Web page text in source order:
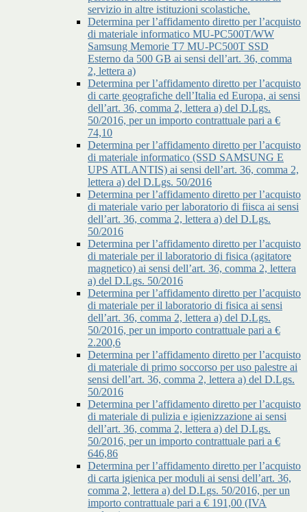
servizio in altre istituzioni scolastiche.
Determina per l’affidamento diretto per l’acquisto
di materiale informatico MU-PC500T/WW
Samsung Memorie T7 MU-PC500T SSD
Esterno da 500 GB ai sensi dell’art. 36, comma
2, lettera a)
Determina per l’affidamento diretto per l’acquisto
di carte geografiche dell’Italia ed Europa, ai sensi
dell’art. 36, comma 2, lettera a) del D.Lgs.
50/2016, per un importo contrattuale pari a €
74,10
Determina per l’affidamento diretto per l’acquisto
di materiale informatico (SSD SAMSUNG E
UPS ATLANTIS) ai sensi dell’art. 36, comma 2,
lettera a) del D.Lgs. 50/2016
Determina per l’affidamento diretto per l’acquisto
di materiale vario per laboratorio di fiisca ai sensi
dell’art. 36, comma 2, lettera a) del D.Lgs.
50/2016
Determina per l’affidamento diretto per l’acquisto
di materiale per il laboratorio di fisica (agitatore
magnetico) ai sensi dell’art. 36, comma 2, lettera
a) del D.Lgs. 50/2016
Determina per l’affidamento diretto per l’acquisto
di materiale per il laboratorio di fisica ai sensi
dell’art. 36, comma 2, lettera a) del D.Lgs.
50/2016, per un importo contrattuale pari a €
2.200,6
Determina per l’affidamento diretto per l’acquisto
di materiale di primo soccorso per uso palestre ai
sensi dell’art. 36, comma 2, lettera a) del D.Lgs.
50/2016
Determina per l’affidamento diretto per l’acquisto
di materiale di pulizia e igienizzazione ai sensi
dell’art. 36, comma 2, lettera a) del D.Lgs.
50/2016, per un importo contrattuale pari a €
646,86
Determina per l’affidamento diretto per l’acquisto
di carta igienica per moduli ai sensi dell’art. 36,
comma 2, lettera a) del D.Lgs. 50/2016, per un
importo contrattuale pari a € 191,00 (IVA